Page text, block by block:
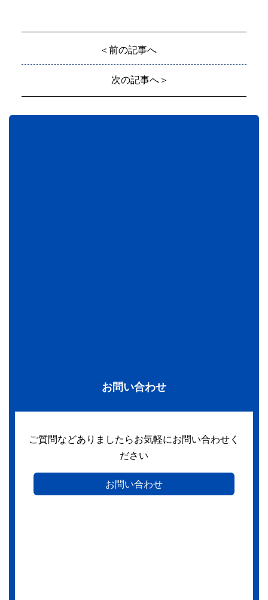
＜前の記事へ
次の記事へ＞
お問い合わせ
ご質問などありましたらお気軽にお問い合わせく
ださい
お問い合わせ